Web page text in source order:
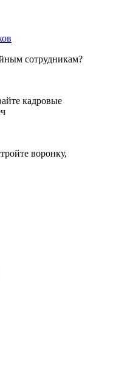
сотрудникам?
кадровые
воронку,